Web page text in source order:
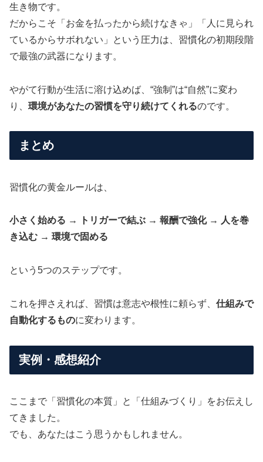
生き物です。
だからこそ「お金を払ったから続けなきゃ」「人に見られ
ているからサボれない」という圧力は、習慣化の初期段階
で最強の武器になります。
やがて行動が生活に溶け込めば、“強制”は“自然”に変わ
り、 環境があなたの習慣を守り続けてくれるのです。
まとめ
習慣化の黄金ルールは、
小さく始める → トリガーで結ぶ → 報酬で強化 → 人を巻
き込む → 環境で固める
という5つのステップです。
これを押さえれば、習慣は意志や根性に頼らず、 仕組みで
自動化するものに変わります。
実例・感想紹介
ここまで「習慣化の本質」と「仕組みづくり」をお伝えし
てきました。
でも、あなたはこう思うかもしれません。